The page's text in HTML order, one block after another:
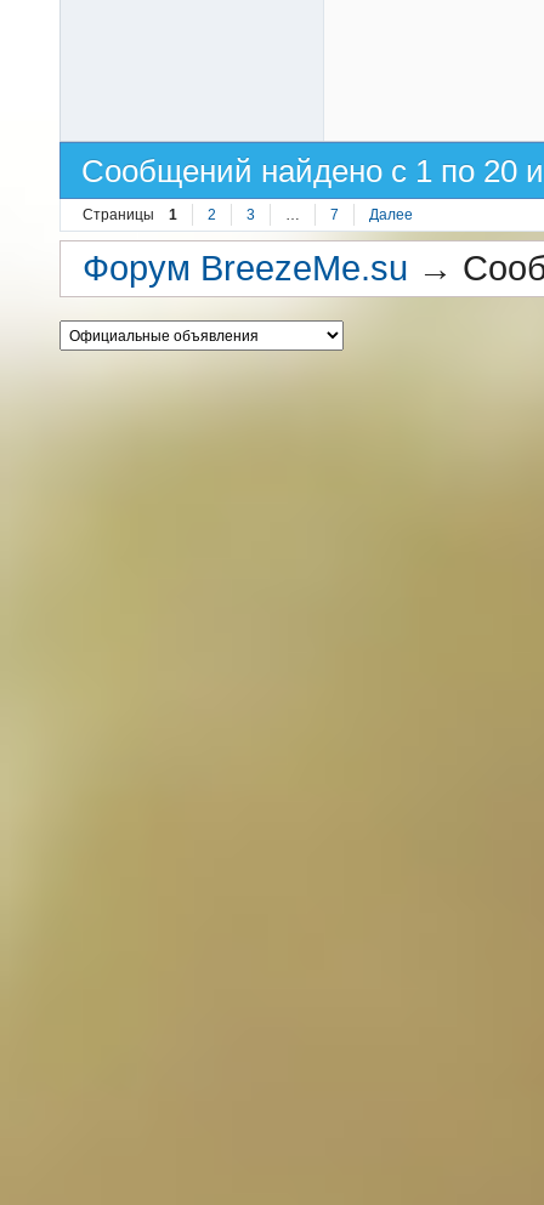
Сообщений найдено с 1 по 20
Страницы 1 2 3 … 7 Далее
Форум BreezeMe.su →